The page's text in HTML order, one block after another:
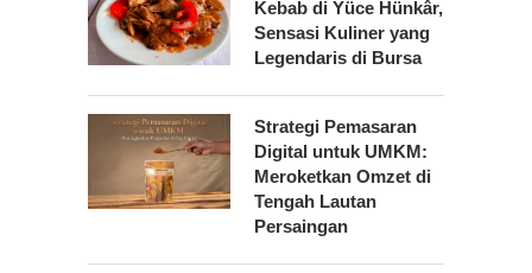
Kebab di Yüce Hünkâr,
Sensasi Kuliner yang
Legendaris di Bursa
Strategi Pemasaran
Digital untuk UMKM:
Meroketkan Omzet di
Tengah Lautan
Persaingan